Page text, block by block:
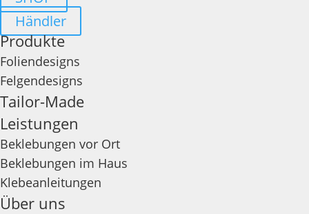
Händler
Produkte
Foliendesigns
Felgendesigns
Tailor-Made
Leistungen
Beklebungen vor Ort
Beklebungen im Haus
Klebeanleitungen
Über uns